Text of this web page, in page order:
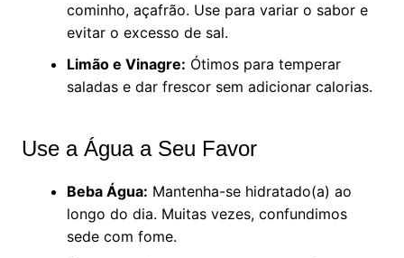
cominho, açafrão. Use para variar o sabor e
evitar o excesso de sal.
Limão e Vinagre: Ótimos para temperar
saladas e dar frescor sem adicionar calorias.
Use a Água a Seu Favor
Beba Água: Mantenha-se hidratado(a) ao
longo do dia. Muitas vezes, confundimos
sede com fome.